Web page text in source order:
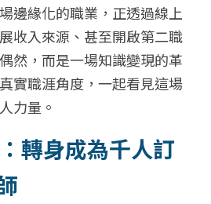
邊緣化的職業，正透過線上
收入來源、甚至開啟第二職
然，而是一場知識變現的革
實職涯角度，一起看見這場
力量。
轉身成為千人訂